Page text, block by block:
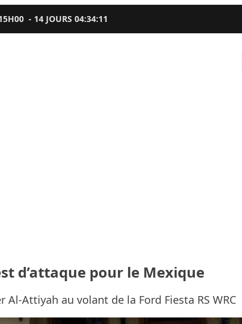
- 14 JOURS04:34:10
d’attaque pour le Mexique
Attiyah au volant de la Ford Fiesta RS WRC